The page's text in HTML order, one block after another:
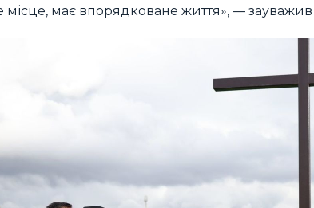
місце, має впорядковане життя», —